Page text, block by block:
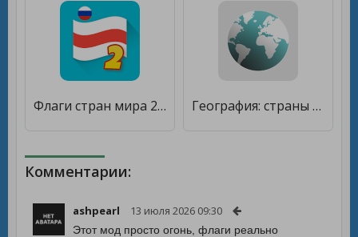
Флаги стран мира 2: Викторина [Бесплатные покупки] География: страны мира (игра) [Бесплатные покупки]
Комментарии:
ashpearl 13 июля 2026 09:30
Этот мод просто огонь, флаги реально